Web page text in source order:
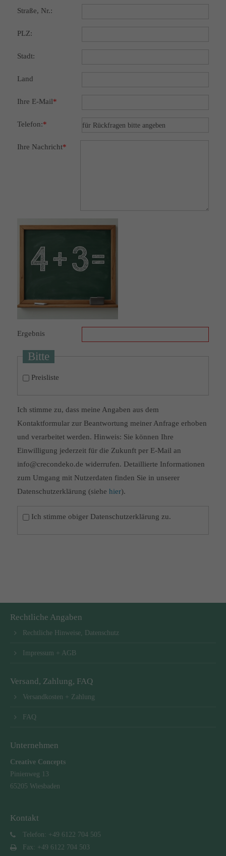
Straße, Nr.:
PLZ:
Stadt:
Land
Ihre E-Mail*
Telefon:*
Ihre Nachricht*
Ergebnis
Bitte
Preisliste
Ich stimme zu, dass meine Angaben aus dem
Kontaktformular zur Beantwortung meiner Anfrage erhoben
und verarbeitet werden. Hinweis: Sie können Ihre
Einwilligung jederzeit für die Zukunft per E-Mail an
info@crecondeko.de widerrufen. Detaillierte Informationen
zum Umgang mit Nutzerdaten finden Sie in unserer
Datenschutzerklärung (siehe hier).
Ich stimme obiger Datenschutzerklärung zu.
Rechtliche Angaben
Rechtliche Hinweise, Datenschutz
Impressum + AGB
Versand, Zahlung, FAQ
Versandkosten + Zahlung
FAQ
Unternehmen
Creative Concepts
Pinienweg 13
65205 Wiesbaden
Kontakt
Telefon: +49 6122 704 505
Fax: +49 6122 704 503